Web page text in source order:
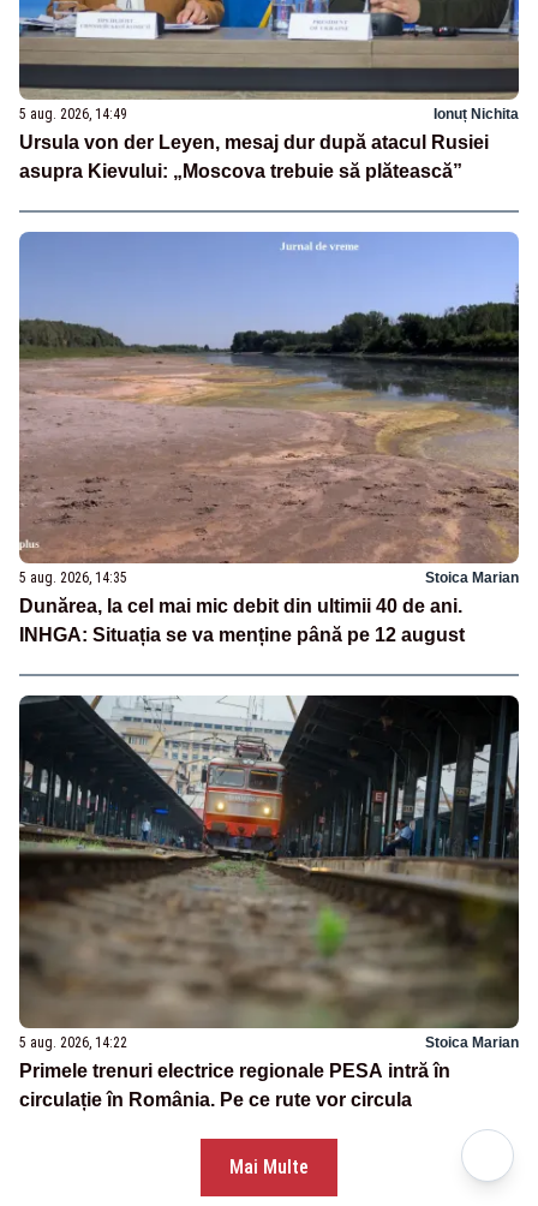
5 aug. 2026, 14:49 Ionuț Nichita
Ursula von der Leyen, mesaj dur după atacul Rusiei
asupra Kievului: „Moscova trebuie să plătească”
5 aug. 2026, 14:35 Stoica Marian
Dunărea, la cel mai mic debit din ultimii 40 de ani.
INHGA: Situația se va menține până pe 12 august
5 aug. 2026, 14:22 Stoica Marian
Primele trenuri electrice regionale PESA intră în
circulație în România. Pe ce rute vor circula
Mai Multe